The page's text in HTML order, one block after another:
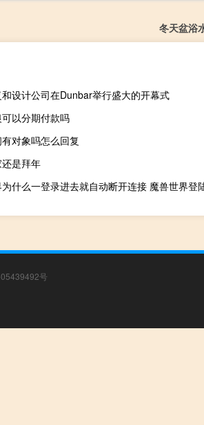
冬天盆浴
设计公司在Dunbar举行盛大的开幕式
以分期付款吗
对象吗怎么回复
是拜年
什么一登录进去就自动断开连接 魔兽世界登
号